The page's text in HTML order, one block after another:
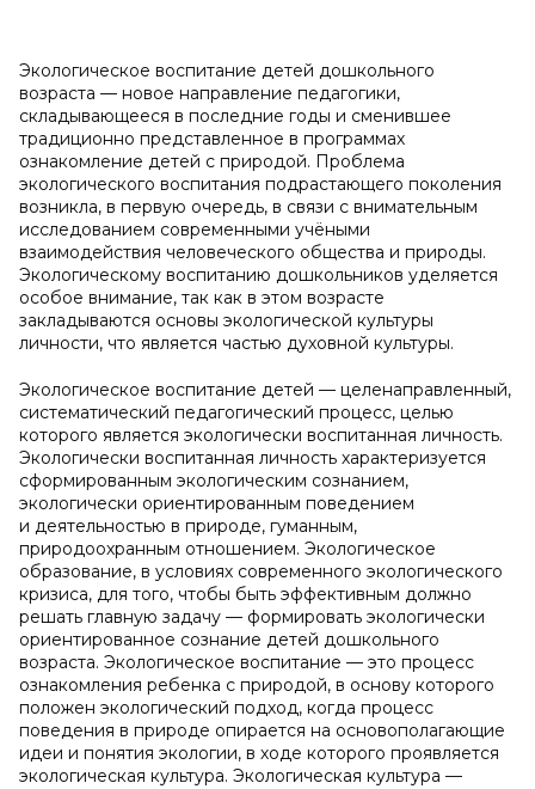
Экологическое воспитание детей дошкольного
возраста — новое направление педагогики,
складывающееся в последние годы и сменившее
традиционно представленное в программах
ознакомление детей с природой. Проблема
экологического воспитания подрастающего поколения
возникла, в первую очередь, в связи с внимательным
исследованием современными учёными
взаимодействия человеческого общества и природы.
Экологическому воспитанию дошкольников уделяется
особое внимание, так как в этом возрасте
закладываются основы экологической культуры
личности, что является частью духовной культуры.
Экологическое воспитание детей — целенаправленный,
систематический педагогический процесс, целью
которого является экологически воспитанная личность.
Экологически воспитанная личность характеризуется
сформированным экологическим сознанием,
экологически ориентированным поведением
и деятельностью в природе, гуманным,
природоохранным отношением. Экологическое
образование, в условиях современного экологического
кризиса, для того, чтобы быть эффективным должно
решать главную задачу — формировать экологически
ориентированное сознание детей дошкольного
возраста. Экологическое воспитание — это процесс
ознакомления ребенка с природой, в основу которого
положен экологический подход, когда процесс
поведения в природе опирается на основополагающие
идеи и понятия экологии, в ходе которого проявляется
экологическая культура. Экологическая культура —